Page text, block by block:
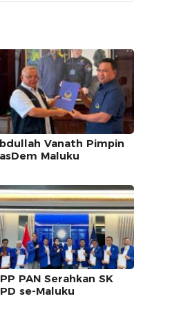
Vanath Pimpin
Maluku
PAN Serahkan SK
se-Maluku